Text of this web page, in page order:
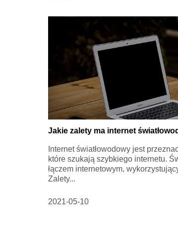
Jakie zalety ma internet
Internet światłowodowy jest
które szukają szybkiego internetu.
łączem internetowym,
Zalety...
2021-05-10